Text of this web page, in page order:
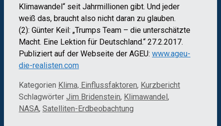
Klimawandel“ seit Jahrmillionen gibt. Und jeder
weiß das, braucht also nicht daran zu glauben.
(2): Günter Keil: „Trumps Team – die unterschätzte
Macht. Eine Lektion für Deutschland.“ 27.2.2017.
Publiziert auf der Webseite der AGEU: www.ageu-
die-realisten.com
Kategorien Klima, Einflussfaktoren, Kurzbericht
Schlagwörter Jim Bridenstein, Klimawandel,
NASA, Satelliten-Erdbeobachtung